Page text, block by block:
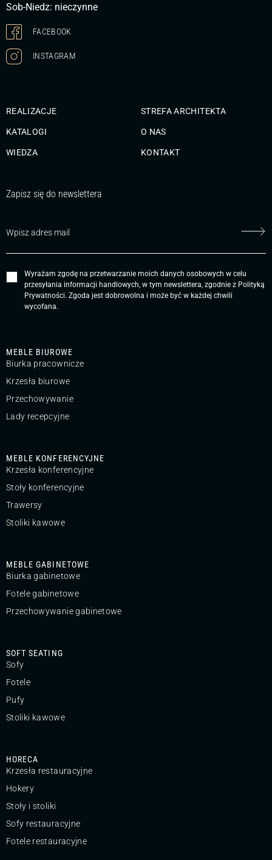
Sob-Niedz: nieczynne
FACEBOOK
INSTAGRAM
MEBLE BIUROWE
Biurka pracownicze
Krzesła biurowe
Przechowywanie
Lady recepcyjne
MEBLE KONFERENCYJNE
Krzesła konferencyjne
Stoły konferencyjne
Trawersy
Stoliki kawowe
MEBLE GABINETOWE
Biurka gabinetowe
Fotele gabinetowe
Przechowywanie gabinetowe
SOFT SEATING
Sofy
Fotele
Pufy
Stoliki kawowe
HORECA
Krzesła restauracyjne
Hokery
Stoły i stoliki
Sofy restauracyjne
Fotele restauracyjne
REALIZACJE
KATALOGI
WIEDZA
STREFA ARCHITEKTA
O NAS
KONTAKT
Zapisz się do newslettera
Wyrażam zgodę na przetwarzanie moich danych osobowych w celu
przesyłania informacji handlowych, w tym newslettera, zgodnie z Polityką
Prywatności. Zgoda jest dobrowolna i może być w każdej chwili
wycofana.